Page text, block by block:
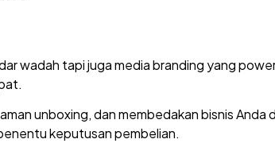
wadah tapi juga media branding yang
unboxing, dan membedakan bisnis Anda
keputusan pembelian.